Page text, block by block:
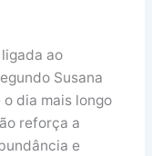
ao
Susana
dia mais longo
reforça a
e